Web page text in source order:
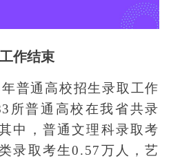
作结束
普通高校招生录取工作
所普通高校在我省共录
中，普通文理科录取考
录取考生0.57万人，艺